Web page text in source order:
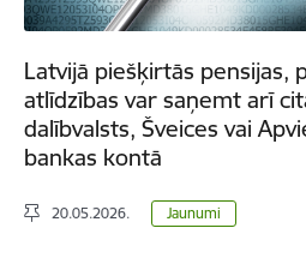
Latvijā piešķirtās pensijas,
atlīdzības var saņemt arī
dalībvalsts, Šveices vai
bankas kontā
20.05.2026. Jaunumi